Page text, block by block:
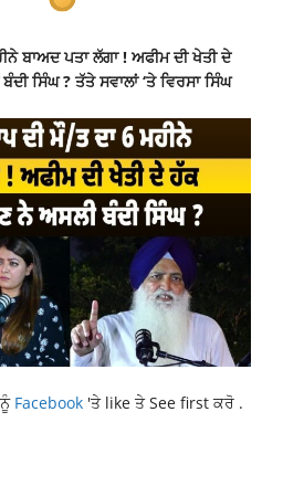
ਬਾਅਦ ਪਤਾ ਲੱਗਾ ! ਅਫੀਮ ਦੀ ਖੇਤੀ ਦੇ
ਸਿੰਘ ? ਤੱਤੇ ਸਵਾਲਾਂ ‘ਤੇ ਵਿਰਸਾ ਸਿੰਘ
Facebook 'ਤੇ like ਤੇ See first ਕਰੋ .